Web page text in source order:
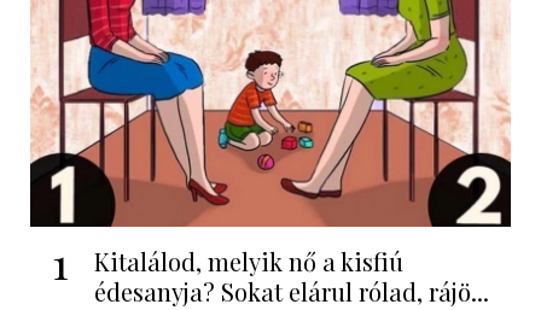
1
Kitalálod, melyik nő a kisfiú
édesanyja? Sokat elárul rólad, rájö...